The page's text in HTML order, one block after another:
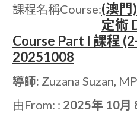
課程名稱Course:(澳門
定術
Course Part I 課程
20251008
導師: Zuzana Suzan,
由From: : 2025年 10月